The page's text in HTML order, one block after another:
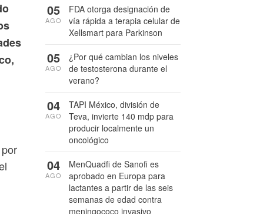
FDA otorga designación de
vía rápida a terapia celular de
Xellsmart para Parkinson
05
AGO
¿Por qué cambian los niveles
de testosterona durante el
verano?
05
AGO
TAPI México, división de
Teva, invierte 140 mdp para
producir localmente un
oncológico
04
AGO
MenQuadfi de Sanofi es
aprobado en Europa para
lactantes a partir de las seis
semanas de edad contra
meningococo invasivo
04
AGO